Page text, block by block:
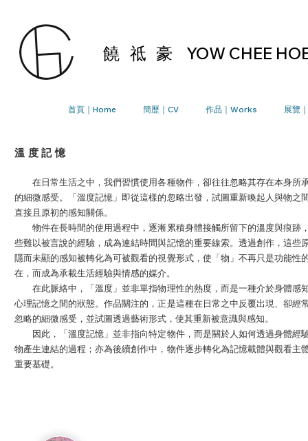
饒 祗 豪 YOW CHEE
首頁｜Home 簡歷｜CV 作品｜Works 展覽
溫度記憶
在日常生活之中，我們習慣使用各種物件，卻往往忽略其存在本身所
的細微感受。「溫度記憶」即從這樣的忽略出發，試圖重新喚起人與物之
直接且原初的感知關係。​
物件在長時間的使用過程中，逐漸累積身體接觸所留下的溫度與痕跡
些難以被言說的經驗，成為連結時間與記憶的重要線索。透過創作，這些
隱而未顯的感知被轉化為可被觀看的視覺形式，使「物」不再只是功能性
在，而成為承載生活經驗與情感的媒介。​
在此脈絡中，「溫度」並非單指物理性的熱度，而是一種介於身體感
心理記憶之間的狀態。作品關注的，正是這種在日常之中反覆出現、卻經
忽略的細微感受，並試圖透過藝術形式，使其重新被意識與感知。​
因此，「溫度記憶」並非指向特定物件，而是關於人如何透過身體經
物產生連結的過程；亦為後續創作中，物件逐步轉化為記憶載體與觀看主
重要基礎。